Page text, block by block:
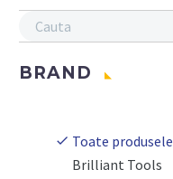
BRAND
Toate produsele
Brilliant Tools